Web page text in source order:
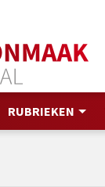
RUBRIEKEN